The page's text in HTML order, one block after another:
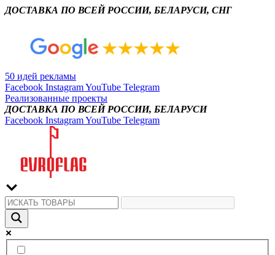
ДОСТАВКА ПО ВСЕЙ РОССИИ, БЕЛАРУСИ, СНГ
50 идей рекламы
Facebook InstagramYouTube Telegram
Реализованные проекты
ДОСТАВКА ПО ВСЕЙ РОССИИ, БЕЛАРУСИ
Facebook InstagramYouTube Telegram